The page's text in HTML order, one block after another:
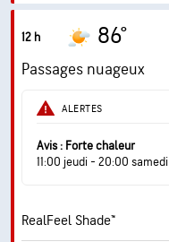
Indice UV maximal
Rafales
Humidité
Point de rosée
Couverture nuageuse
12 h 86°
Passages nuageux
ALERTES
Avis : Forte chaleur
11:00 jeudi - 20:00 samedi
RealFeel Shade™